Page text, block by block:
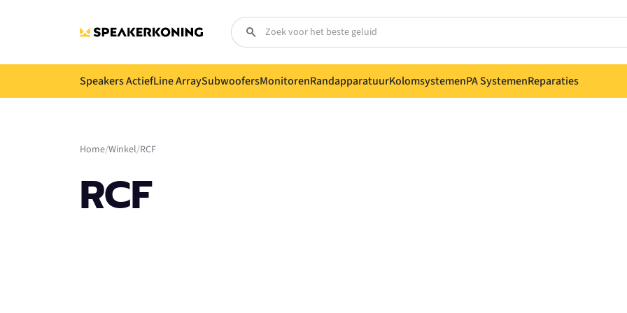
Speakers ActiefLine ArraySubwoofersMonitorenRandapparatuurKolomsystemenPA SystemenReparaties
Home Winkel RCF
RCF